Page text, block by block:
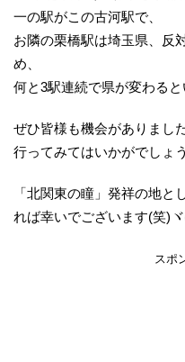
一の駅がこの古河駅で、
お隣の栗橋駅は埼玉県、反
め、
何と3駅連続で県が変わる
ぜひ皆様も機会がありまし
行ってみてはいかがでしょ
「北関東の瞳」発祥の地
れば幸いでございます(笑)
スポ